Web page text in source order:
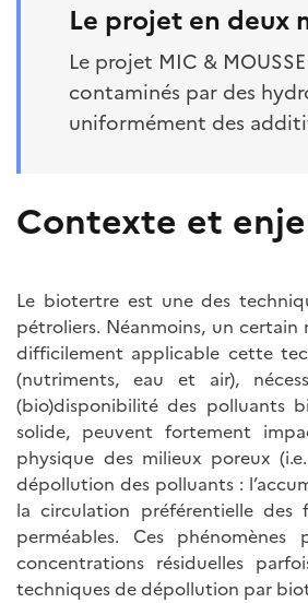
Le projet en deux
Le projet MIC &
contaminés par des
uniformément des
Contexte et
Le biotertre est une des
pétroliers. Néanmoins, un
difficilement applicable cette
(nutriments, eau et air),
(bio)disponibilité des polluants
solide, peuvent fortement
physique des milieux poreux
dépollution des polluants :
la circulation préférentielle
perméables. Ces
concentrations résiduelles
techniques de dépollution par